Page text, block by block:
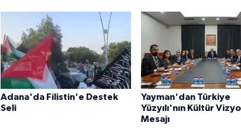
Adana'da Filistin'e Destek
Seli
Yayman'dan Türkiye
Yüzyılı'nın Kültür
Mesajı